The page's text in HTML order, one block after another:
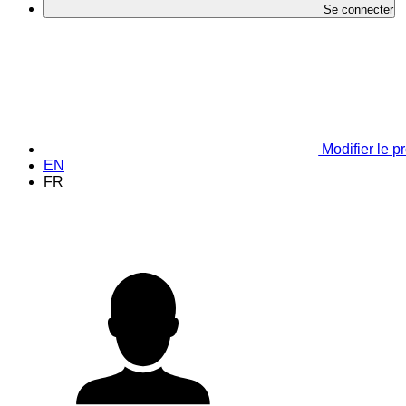
Se connecter
Modifier le
EN
FR